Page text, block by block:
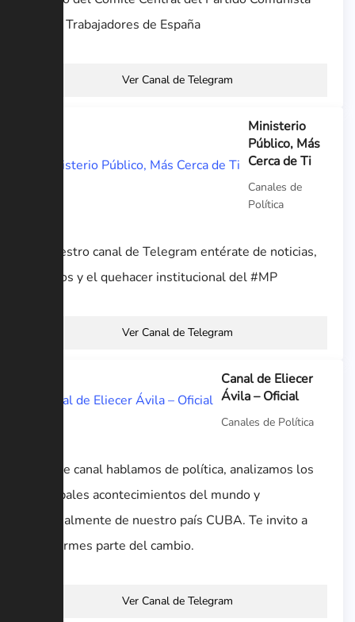
de los Trabajadores de España
Ver Canal de Telegram
Ministerio
Público, Más
Cerca de Ti
Canales de
Política
En nuestro canal de Telegram entérate de noticias,
eventos y el quehacer institucional del #MP
Ver Canal de Telegram
Canal de Eliecer
Ávila – Oficial
Canales de Política
En este canal hablamos de política, analizamos los
principales acontecimientos del mundo y
especialmente de nuestro país CUBA. Te invito a
que formes parte del cambio.
Ver Canal de Telegram